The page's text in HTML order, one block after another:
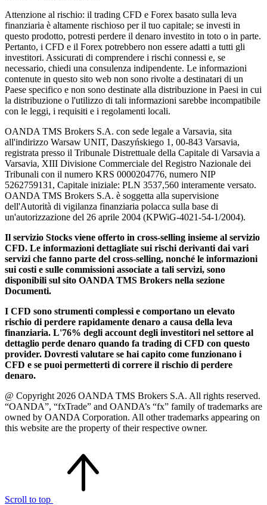
Attenzione al rischio: il trading CFD e Forex basato sulla leva
finanziaria è altamente rischioso per il tuo capitale; se investi in
questo prodotto, potresti perdere il denaro investito in toto o in parte.
Pertanto, i CFD e il Forex potrebbero non essere adatti a tutti gli
investitori. Assicurati di comprendere i rischi connessi e, se
necessario, chiedi una consulenza indipendente. Le informazioni
contenute in questo sito web non sono rivolte a destinatari di un
Paese specifico e non sono destinate alla distribuzione in Paesi in cui
la distribuzione o l'utilizzo di tali informazioni sarebbe incompatibile
con le leggi, i requisiti e i regolamenti locali.
OANDA TMS Brokers S.A. con sede legale a Varsavia, sita
all'indirizzo Warsaw UNIT, Daszyńskiego 1, 00-843 Varsavia,
registrata presso il Tribunale Distrettuale della Capitale di Varsavia a
Varsavia, XIII Divisione Commerciale del Registro Nazionale dei
Tribunali con il numero KRS 0000204776, numero NIP
5262759131, Capitale iniziale: PLN 3537,560 interamente versato.
OANDA TMS Brokers S.A. è soggetta alla supervisione
dell'Autorità di vigilanza finanziaria polacca sulla base di
un'autorizzazione del 26 aprile 2004 (KPWiG-4021-54-1/2004).
Il servizio Stocks viene offerto in cross-selling insieme al servizio
CFD. Le informazioni dettagliate sui rischi derivanti dai vari
servizi che fanno parte del cross-selling, nonché le informazioni
sui costi e sulle commissioni associate a tali servizi, sono
disponibili sul sito OANDA TMS Brokers nella sezione
Documenti.
I CFD sono strumenti complessi e comportano un elevato
rischio di perdere rapidamente denaro a causa della leva
finanziaria. L'76% degli account degli investitori nel settore al
dettaglio perde denaro quando fa trading di CFD con questo
provider. Dovresti valutare se hai capito come funzionano i
CFD e se puoi permetterti di correre il rischio di perdere
denaro.
@ Copyright 2026 OANDA TMS Brokers S.A. All rights reserved.
“OANDA”, “fxTrade” and OANDA’s “fx” family of trademarks are
owned by OANDA Corporation. All other trademarks appearing on
this website are the property of their respective owner.
Scroll to top